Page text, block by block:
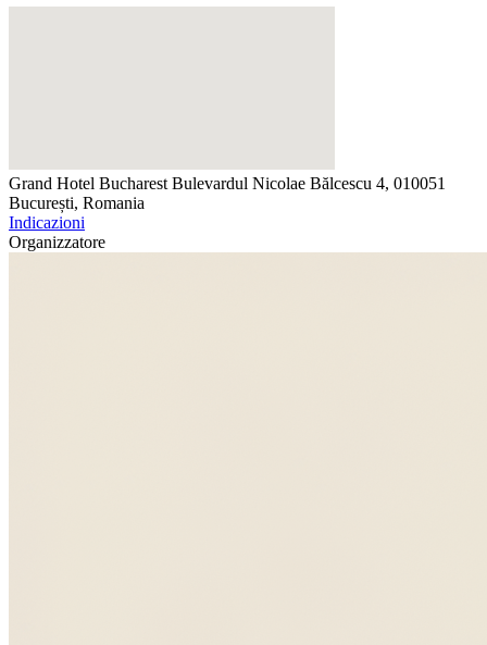
Grand Hotel Bucharest Bulevardul Nicolae Bălcescu 4, 010051
București, Romania
Indicazioni
Organizzatore